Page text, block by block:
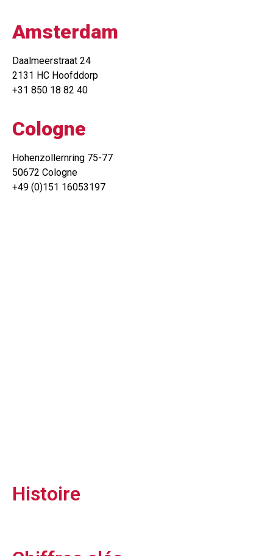
Amsterdam
Daalmeerstraat 24
2131 HC Hoofddorp
+31 850 18 82 40
Cologne
Hohenzollernring 75-77
50672 Cologne
+49 (0)151 16053197
Histoire